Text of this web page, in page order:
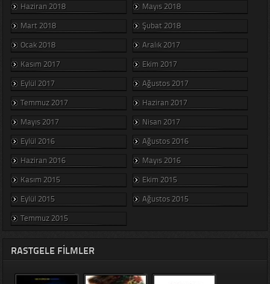
Haziran 2018
Mayıs 2018
Mart 2018
Şubat 2018
Ocak 2018
Aralık 2017
Kasım 2017
Ekim 2017
Eylül 2017
Ağustos 2017
Temmuz 2017
Haziran 2017
Mayıs 2017
Nisan 2017
Eylül 2016
Ağustos 2016
Haziran 2016
Mayıs 2016
Kasım 2015
Ekim 2015
Eylül 2015
Ağustos 2015
Temmuz 2015
RASTGELE FILMLER